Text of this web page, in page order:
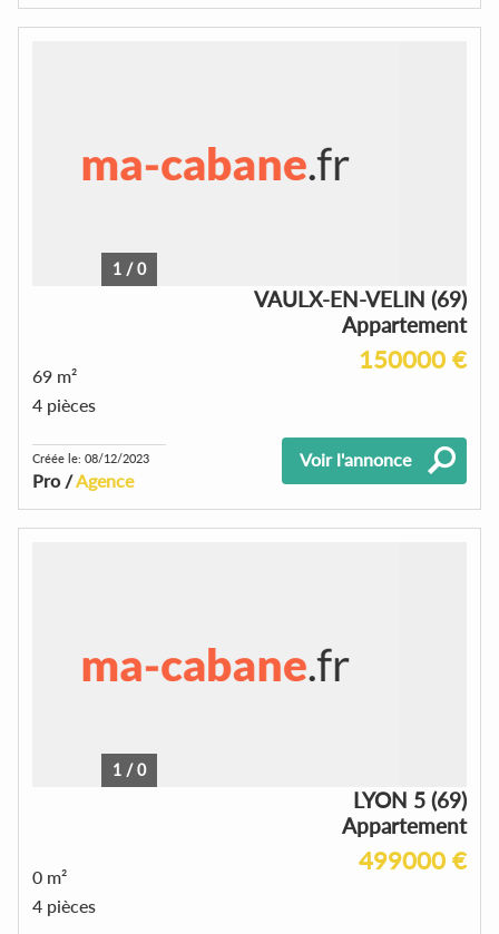
1 /0
VAULX-EN-VELIN (69)
Appartement
150000 €
69 m²
4 pièces
Créée le: 08/12/2023
Pro /Agence
Voir l'annonce
1 /0
LYON 5 (69)
Appartement
499000 €
0 m²
4 pièces